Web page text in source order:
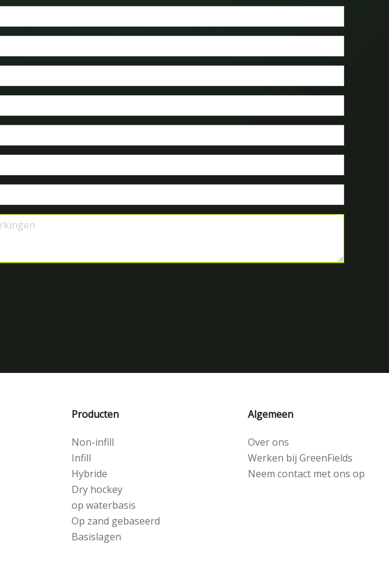
Producten
Non-infill
Infill
Hybride
Dry hockey
op waterbasis
Op zand gebaseerd
Basislagen
Algemeen
Over ons
Werken bij GreenFields
Neem contact met ons op